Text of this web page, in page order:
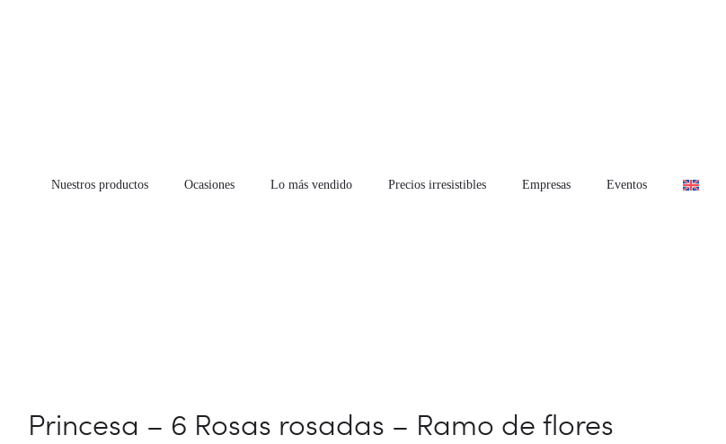
Nuestros productos Ocasiones Lo más vendido Precios irresistibles Empresas Eventos
Princesa – 6 Rosas rosadas – Ramo de flores